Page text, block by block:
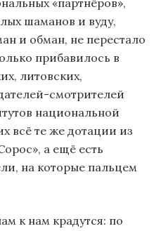
«партнёров»,
шаманов и вуду,
и обман, не перестало
прибавилось в
литовских,
смотрителей
национальной
всё те же дотации из
а ещё есть
на которые пальцем
к нам крадутся: по